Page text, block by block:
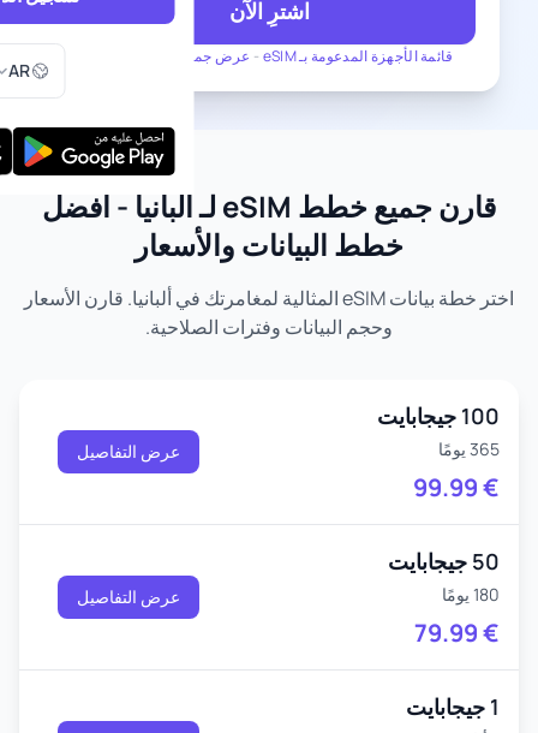
AR
اختر قائمة الأجهزة المدعومة بـ eSIM - عرض جميع الخطط لـ ألبانيا
اشترِ الآن
قارن جميع خطط eSIM لـ ألبانيا - أفضل
خطط البيانات والأسعار
اختر خطة بيانات eSIM المثالية لمغامرتك في ألبانيا. قارن الأسعار
وحجم البيانات وفترات الصلاحية.
100 جيجابايت
365 يومًا
99.99€
عرض التفاصيل
50 جيجابايت
180 يومًا
79.99€
عرض التفاصيل
1 جيجابايت